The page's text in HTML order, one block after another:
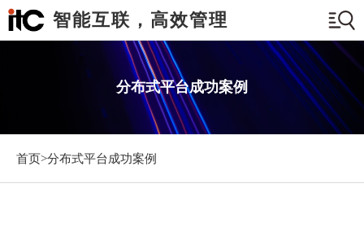
智能互联，高效管理
分布式平台成功案例
首页>分布式平台成功案例